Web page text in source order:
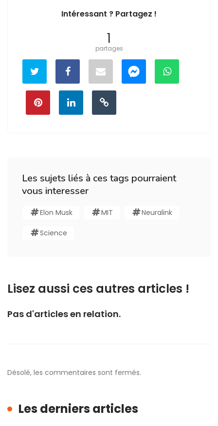
Intéressant ? Partagez !
1
partages
Les sujets liés à ces tags pourraient
vous interesser
Elon Musk MIT Neuralink
Science
Lisez aussi ces autres articles !
Pas d'articles en relation.
Désolé, les commentaires sont fermés.
Les derniers articles